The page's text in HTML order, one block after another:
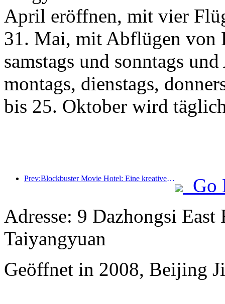
April eröffnen, mit vier
31. Mai, mit Abflügen von
samstags und sonntags
montags, dienstags,
bis 25. Oktober wird
Prev:Blockbuster Movie Hotel: Eine kreative Fusion aus Filmkultur und Übernachtungserlebnis
Go
Adresse: 9 Dazhongsi
Taiyangyuan
Geöffnet in 2008, Beijing